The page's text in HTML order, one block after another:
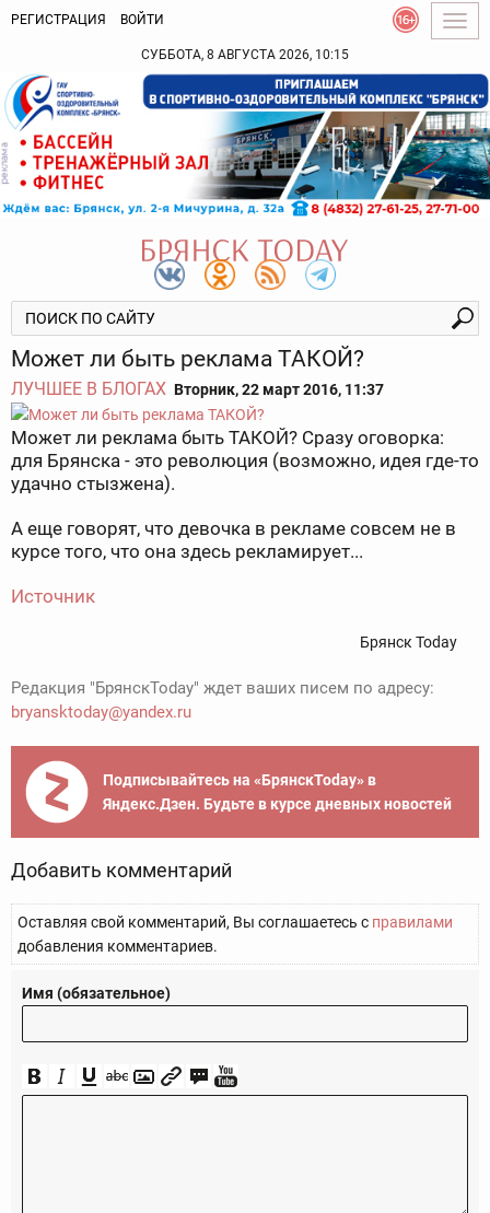
РЕГИСТРАЦИЯ ВОЙТИ
СУББОТА, 8 АВГУСТА 2026, 10:15
Может ли быть реклама ТАКОЙ?
ЛУЧШЕЕ В БЛОГАХ Вторник, 22 март 2016, 11:37
Может ли реклама быть ТАКОЙ? Сразу оговорка:
для Брянска - это революция (возможно, идея где-то
удачно стызжена).
А еще говорят, что девочка в рекламе совсем не в
курсе того, что она здесь рекламирует...
Источник
Брянск Today
Редакция "БрянскToday" ждет ваших писем по адресу:
bryansktoday@yandex.ru
Подписывайтесь на «БрянскToday» в
Яндекс.Дзен. Будьте в курсе дневных новостей
Добавить комментарий
Оставляя свой комментарий, Вы соглашаетесь с правилами
добавления комментариев.
Имя (обязательное)